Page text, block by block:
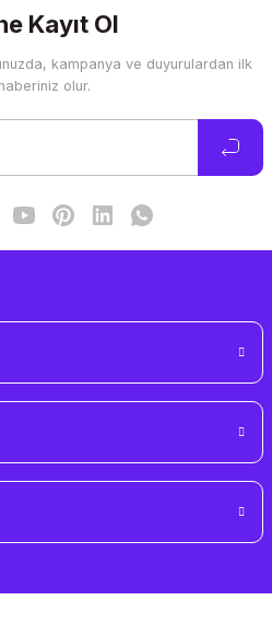
ederiz.
veya görüntülenemiyor.
Kayıt Ol
kampanya ve duyurulardan ilk
olur.